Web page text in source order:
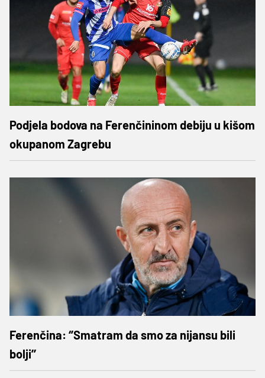
Podjela bodova na Ferenčininom debiju u kišom
okupanom Zagrebu
Ferenčina: ‘’Smatram da smo za nijansu bili
bolji’’